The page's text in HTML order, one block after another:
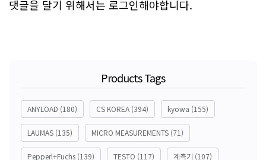
댓글을 달기 위해서는 로그인해야합니다.
Products Tags
ANYLOAD (180) CS KOREA (394) kyowa (155)
LAUMAS (135) MICRO MEASUREMENTS (71)
Pepperl+Fuchs (139) TESTO (117) 계측기 (107)